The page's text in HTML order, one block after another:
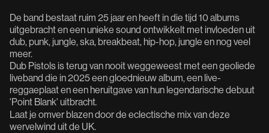
De band bestaat ruim 25 jaar en heeft in die tijd 10 albums
uitgebracht en een unieke sound ontwikkelt met invloeden uit
dub, punk, jungle, ska, breakbeat, hip-hop, jungle en nog veel
meer.
Dub Pistols is terug van nooit weggeweest met een geoliede
liveband die in 2025 een gloednieuw album, een live-
reggaeplaat en een heruitgave van hun legendarische debuut
'Point Blank' uitbracht.
Laat je omver blazen door de eclectische mix van deze
wervelwind uit de UK.